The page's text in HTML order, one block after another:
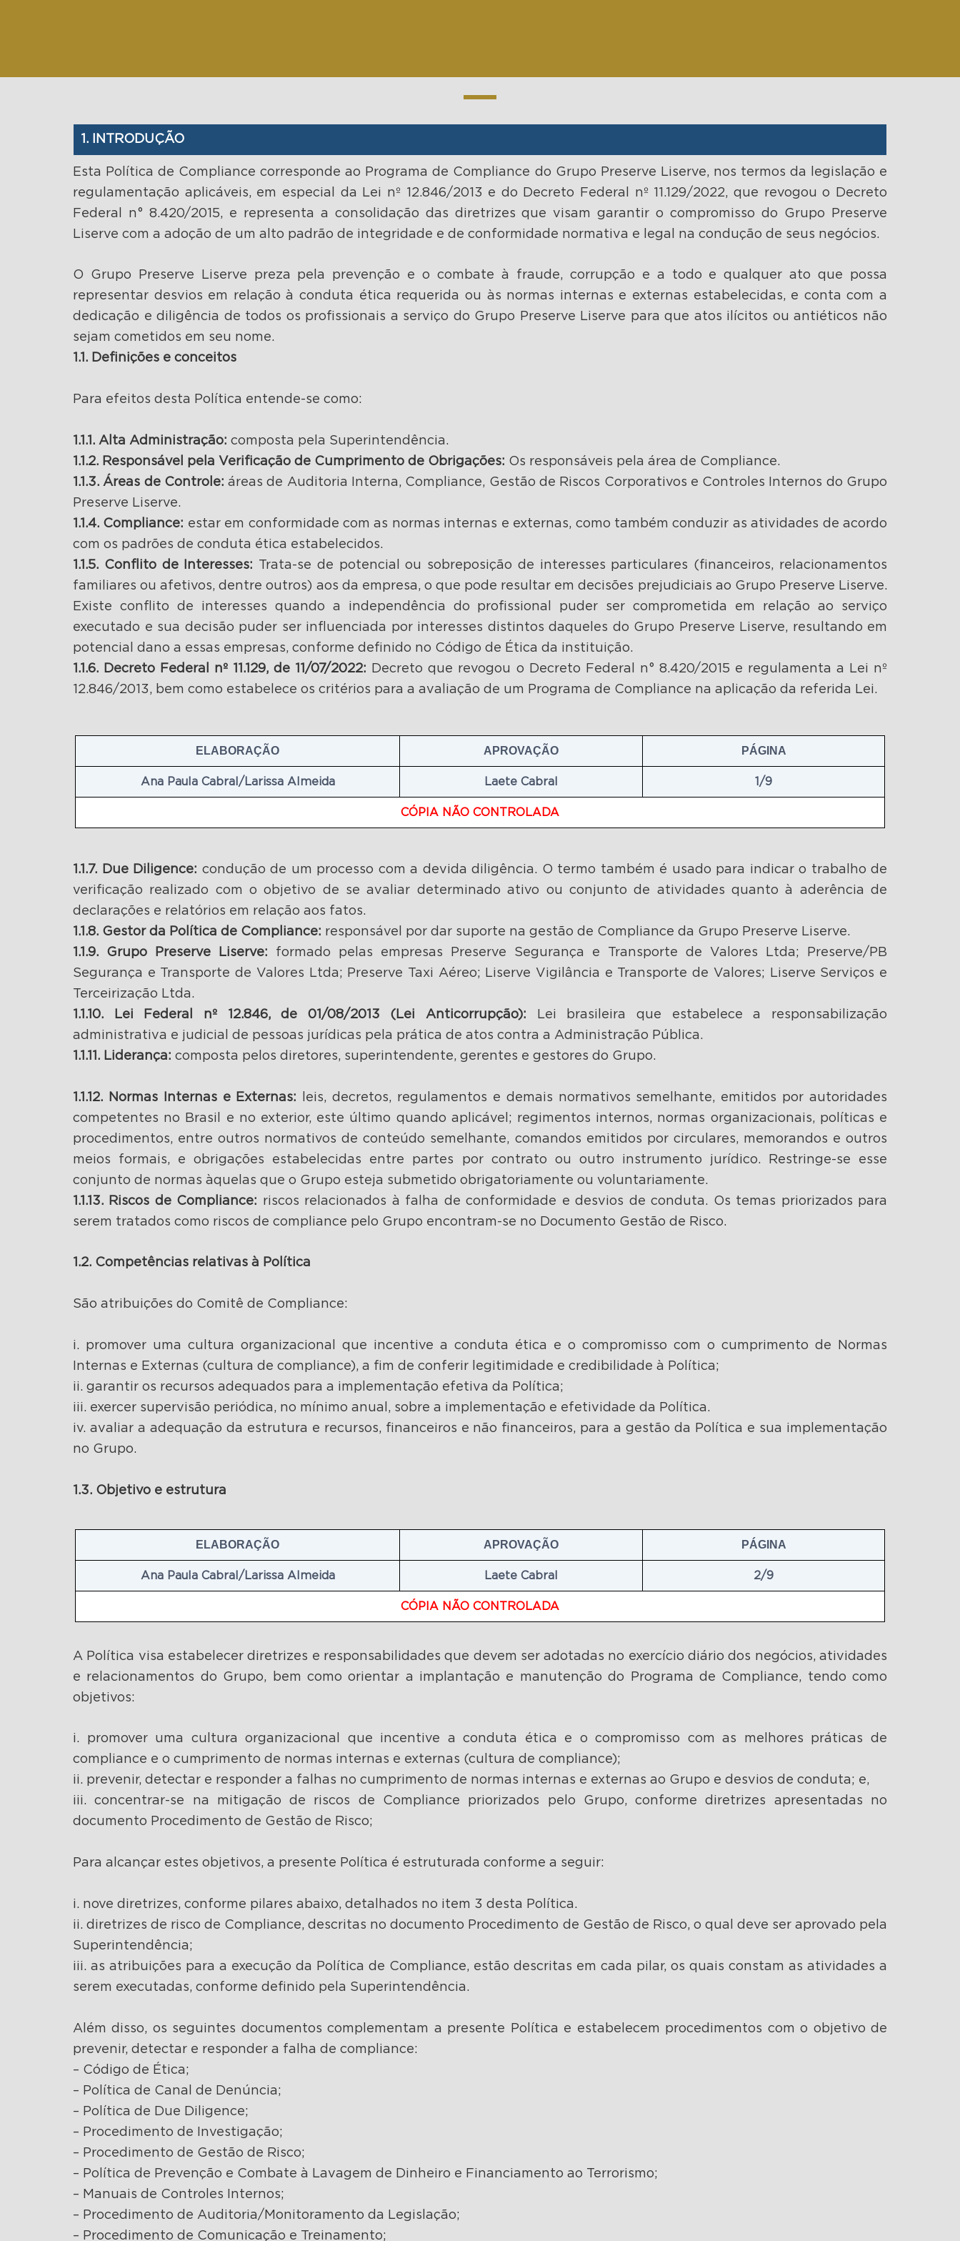
1. INTRODUÇÃO
Esta Política de Compliance corresponde ao Programa de Compliance do Grupo Preserve Liserve, nos termos da legislação e
regulamentação aplicáveis, em especial da Lei nº 12.846/2013 e do Decreto Federal nº 11.129/2022, que revogou o Decreto
Federal n° 8.420/2015, e representa a consolidação das diretrizes que visam garantir o compromisso do Grupo Preserve
Liserve com a adoção de um alto padrão de integridade e de conformidade normativa e legal na condução de seus negócios.
O Grupo Preserve Liserve preza pela prevenção e o combate à fraude, corrupção e a todo e qualquer ato que possa
representar desvios em relação à conduta ética requerida ou às normas internas e externas estabelecidas, e conta com a
dedicação e diligência de todos os profissionais a serviço do Grupo Preserve Liserve para que atos ilícitos ou antiéticos não
sejam cometidos em seu nome.
1.1. Definições e conceitos
Para efeitos desta Política entende-se como:
1.1.1. Alta Administração: composta pela Superintendência.
1.1.2. Responsável pela Verificação de Cumprimento de Obrigações: Os responsáveis pela área de Compliance.
1.1.3. Áreas de Controle: áreas de Auditoria Interna, Compliance, Gestão de Riscos Corporativos e Controles Internos do Grupo
Preserve Liserve.
1.1.4. Compliance: estar em conformidade com as normas internas e externas, como também conduzir as atividades de acordo
com os padrões de conduta ética estabelecidos.
1.1.5. Conflito de Interesses: Trata-se de potencial ou sobreposição de interesses particulares (financeiros, relacionamentos
familiares ou afetivos, dentre outros) aos da empresa, o que pode resultar em decisões prejudiciais ao Grupo Preserve Liserve.
Existe conflito de interesses quando a independência do profissional puder ser comprometida em relação ao serviço
executado e sua decisão puder ser influenciada por interesses distintos daqueles do Grupo Preserve Liserve, resultando em
potencial dano a essas empresas, conforme definido no Código de Ética da instituição.
1.1.6. Decreto Federal nº 11.129, de 11/07/2022: Decreto que revogou o Decreto Federal n° 8.420/2015 e regulamenta a Lei nº
12.846/2013, bem como estabelece os critérios para a avaliação de um Programa de Compliance na aplicação da referida Lei.
ELABORAÇÃO APROVAÇÃO PÁGINA
Ana Paula Cabral/Larissa Almeida Laete Cabral 1/9
CÓPIA NÃO CONTROLADA
1.1.7. Due Diligence: condução de um processo com a devida diligência. O termo também é usado para indicar o trabalho de
verificação realizado com o objetivo de se avaliar determinado ativo ou conjunto de atividades quanto à aderência de
declarações e relatórios em relação aos fatos.
1.1.8. Gestor da Política de Compliance: responsável por dar suporte na gestão de Compliance da Grupo Preserve Liserve.
1.1.9. Grupo Preserve Liserve: formado pelas empresas Preserve Segurança e Transporte de Valores Ltda; Preserve/PB
Segurança e Transporte de Valores Ltda; Preserve Taxi Aéreo; Liserve Vigilância e Transporte de Valores; Liserve Serviços e
Terceirização Ltda.
1.1.10. Lei Federal nº 12.846, de 01/08/2013 (Lei Anticorrupção): Lei brasileira que estabelece a responsabilização
administrativa e judicial de pessoas jurídicas pela prática de atos contra a Administração Pública.
1.1.11. Liderança: composta pelos diretores, superintendente, gerentes e gestores do Grupo.
1.1.12. Normas Internas e Externas: leis, decretos, regulamentos e demais normativos semelhante, emitidos por autoridades
competentes no Brasil e no exterior, este último quando aplicável; regimentos internos, normas organizacionais, políticas e
procedimentos, entre outros normativos de conteúdo semelhante, comandos emitidos por circulares, memorandos e outros
meios formais, e obrigações estabelecidas entre partes por contrato ou outro instrumento jurídico. Restringe-se esse
conjunto de normas àquelas que o Grupo esteja submetido obrigatoriamente ou voluntariamente.
1.1.13. Riscos de Compliance: riscos relacionados à falha de conformidade e desvios de conduta. Os temas priorizados para
serem tratados como riscos de compliance pelo Grupo encontram-se no Documento Gestão de Risco.
1.2. Competências relativas à Política
São atribuições do Comitê de Compliance:
i. promover uma cultura organizacional que incentive a conduta ética e o compromisso com o cumprimento de Normas
Internas e Externas (cultura de compliance), a fim de conferir legitimidade e credibilidade à Política;
ii. garantir os recursos adequados para a implementação efetiva da Política;
iii. exercer supervisão periódica, no mínimo anual, sobre a implementação e efetividade da Política.
iv. avaliar a adequação da estrutura e recursos, financeiros e não financeiros, para a gestão da Política e sua implementação
no Grupo.
1.3. Objetivo e estrutura
ELABORAÇÃO APROVAÇÃO PÁGINA
Ana Paula Cabral/Larissa Almeida Laete Cabral 2/9
CÓPIA NÃO CONTROLADA
A Política visa estabelecer diretrizes e responsabilidades que devem ser adotadas no exercício diário dos negócios, atividades
e relacionamentos do Grupo, bem como orientar a implantação e manutenção do Programa de Compliance, tendo como
objetivos:
i. promover uma cultura organizacional que incentive a conduta ética e o compromisso com as melhores práticas de
compliance e o cumprimento de normas internas e externas (cultura de compliance);
ii. prevenir, detectar e responder a falhas no cumprimento de normas internas e externas ao Grupo e desvios de conduta; e,
iii. concentrar-se na mitigação de riscos de Compliance priorizados pelo Grupo, conforme diretrizes apresentadas no
documento Procedimento de Gestão de Risco;
Para alcançar estes objetivos, a presente Política é estruturada conforme a seguir:
i. nove diretrizes, conforme pilares abaixo, detalhados no item 3 desta Política.
ii. diretrizes de risco de Compliance, descritas no documento Procedimento de Gestão de Risco, o qual deve ser aprovado pela
Superintendência;
iii. as atribuições para a execução da Política de Compliance, estão descritas em cada pilar, os quais constam as atividades a
serem executadas, conforme definido pela Superintendência.
Além disso, os seguintes documentos complementam a presente Política e estabelecem procedimentos com o objetivo de
prevenir, detectar e responder a falha de compliance:
– Código de Ética;
– Política de Canal de Denúncia;
– Política de Due Diligence;
– Procedimento de Investigação;
– Procedimento de Gestão de Risco;
– Política de Prevenção e Combate à Lavagem de Dinheiro e Financiamento ao Terrorismo;
– Manuais de Controles Internos;
– Procedimento de Auditoria/Monitoramento da Legislação;
– Procedimento de Comunicação e Treinamento;